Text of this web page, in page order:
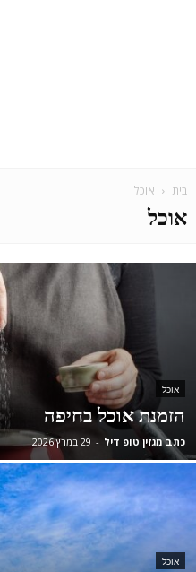
בית אוכל
אוכל
אוכל
הזמנת אוכל בחיפה
כתב מגזין טופ דיל - 29 במרץ 2026
אוכל